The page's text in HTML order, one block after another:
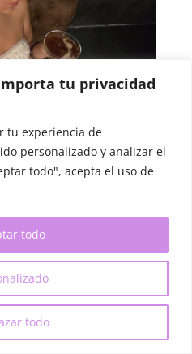
tu privacidad
tu experiencia de
personalizado y analizar el
todo", acepta el uso de
todo
todo
de Barcelona
inolvidables
con cócteles de
especial en la